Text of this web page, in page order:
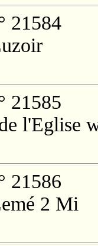
21584
21585
l'Eglise
21586
2 Mi